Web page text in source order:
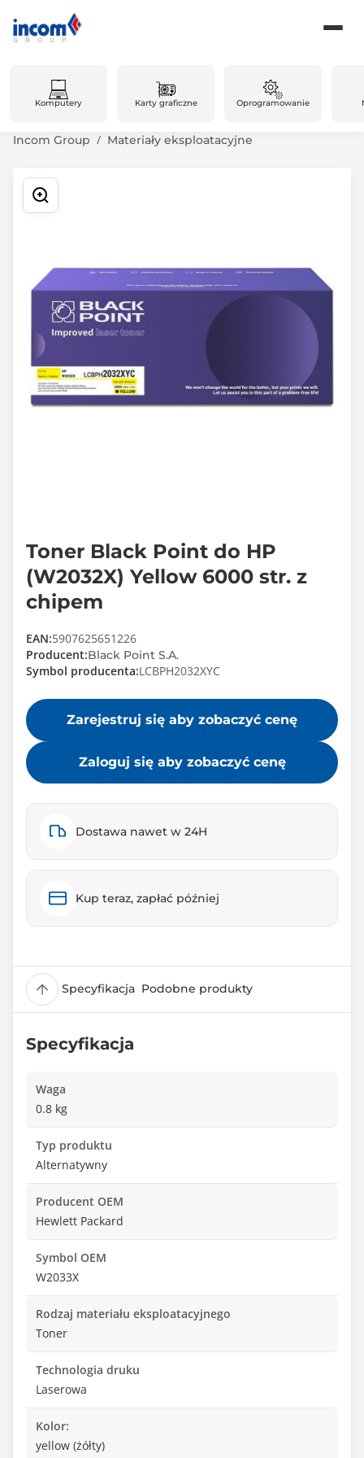
Komputery Karty graficzne Oprogramowanie
Incom Group Materiały eksploatacyjne
Toner Black Point do HP
(W2032X) Yellow 6000 str. z
chipem
EAN:5907625651226
Producent:Black Point S.A.
Symbol producenta:LCBPH2032XYC
Zarejestruj się aby zobaczyć cenę
Zaloguj się aby zobaczyć cenę
Dostawa nawet w 24H
Kup teraz, zapłać później
Specyfikacja Podobne produkty
Specyfikacja
Waga
0.8 kg
Typ produktu
Alternatywny
Producent OEM
Hewlett Packard
Symbol OEM
W2033X
Rodzaj materiału eksploatacyjnego
Toner
Technologia druku
Laserowa
Kolor:
yellow (żółty)